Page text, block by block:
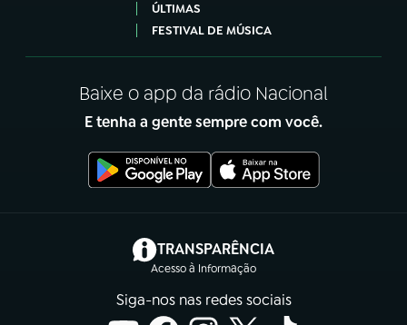
ÚLTIMAS
FESTIVAL DE MÚSICA
Baixe o app da rádio Nacional
E tenha a gente sempre com você.
TRANSPARÊNCIA
Acesso à Informação
(abre em nova aba)
Siga-nos nas redes sociais